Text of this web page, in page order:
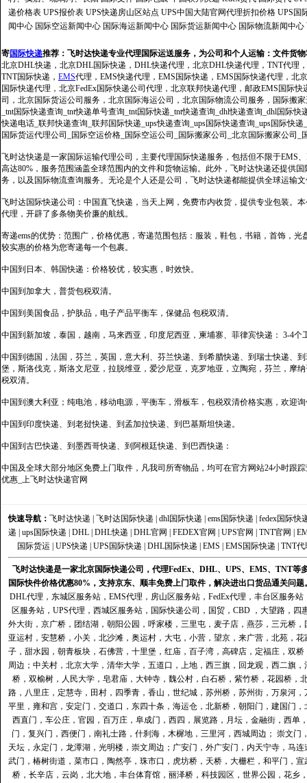
递价格表 UPS报价表 UPS快递房山区站点 UPS中国大陆官网代理折扣价格 UPS国
闻中心 国际空运新闻中心 国际海运新闻中心 国际货运新闻中心 国际物流新闻中心
寄国际快递推荐： 飞时达快递专业代理国际运送服务，为公司和个人运输：文件货
北京DHL快递，北京DHL国际快递，DHL快递代理，北京DHL快递代理，TNT代理
TNT国际快递， EMS代理，EMS快递代理，EMS国际快递，EMS国际快递代理，北
国际快递代理，北京FedEx国际快递公司代理，北京联邦快递代理，邮政EMS国际
司，北京国际货运公司服务，北京国际海运公司，北京国际物流公司服务，国际搬
_tnt国际快递查询_tnt快递单号查询_tnt国际快递_tnt快递查询_dhl快递查询_dhl国际
快递电话_联邦快递查询_联邦国际快递_ups快递查询_ups国际快递查询_ups国际快
国际货运代理公司_国际空运价格_国际空运公司_国际搬家公司_北京国际搬家公司_
飞时达快递是一家国际运输代理公司，主要代理国际快递服务，包括但不限于EMS
高达80%，服务范围涵盖全球范围内的文件和货物运输。此外，飞时达快递还提供
务，以及国际物流查询服务。无论是个人还是公司，飞时达快递都能提供全球运输
飞时达国际快递公司：中国直飞快递，当天上网，免费市内收货，提供专业包装。
代理，开辟了多条物美价廉的航线。
寄递ems的优势：范围广，价格优惠，寄递范围包括：服装，鞋包，书籍，首饰，
较实惠的价格为您寄递每一个包裹。
中国到日本、韩国快递：价格较优，较实惠，时效快。
中国到加拿大，普货包税双清。
中国到美国食品，护肤品，电子产品平衡车，保健品 包税双清。
中国到新加坡，泰国，越南，马来西亚，印度尼西亚，柬埔寨、菲律宾快递： 3-4个
中国到德国，法国，芬兰，英国，意大利、芬兰快递、到希腊快递、到瑞士快递、
堡，斯洛伐克，斯洛文尼亚，拉脱维亚，爱沙尼亚，克罗地亚，立陶宛，芬兰，摩
税双清。
中国到澳大利亚；纯电池，移动电源，平衡车，滑板车，包税双清价格实惠，欢迎
中国到印度快递、到老挝快递、到孟加拉快递、到巴基斯坦快递。
中国到古巴快递、到墨西哥快递、到阿根廷快递、到巴西快递：
中国及全球大部分地区免费上门取件，凡我司所寄物品，均可在官方网站24小时跟
优惠_上飞时达快递官网
快速导航： 飞时达快递 飞时达国际快递 dhl国际快递 ems国际快递
fedex国际快
递
ups国际快递 DHL DHL快递 DHL官网 FEDEX官网 UPS官网 TNT官网
国际货运| UPS快递 UPS国际快递 DHL国际快递 EMS EMS国际快递 TNT代
飞时达快递是一家北京国际快递公司，代理FedEx、DHL、UPS、EMS、TNT
国际快件价格优惠80%，支持京东、顺丰免费上门取件，解决进出口货品通关问题
DHL代理 ， 东城区服务站 ， EMS代理 ， 房山区服务站 ， FedEx代理 ， 丰台区服务站
区服务站， UPS代理 ， 西城区服务站， 国际快递公司 ，国贸，CBD ，大望路，
外大街，京广桥，团结湖，朝阳公园，呼家楼，三里屯，麦子店，燕莎，三元桥
亚运村，安慧桥，小关，北沙滩，奥运村，大屯，小营，望京，来广营，北苑，
子，甜水园，朝青板块，石佛营，十里堡，红庙，百子湾，高碑店，定福庄，双
周边；中关村，北京大学，清华大学，五道口，上地，西三旗，回龙观，西二旗
桥，双榆树，人民大学，皂君庙，大钟寺，魏公村，白石桥，紫竹桥，花园桥
路，八里庄，定慧寺，田村，四季青，香山，世纪城，苏州桥，苏州街，万泉河
平里，雍和宫，安定门，交道口，东四十条，海运仓，北新桥，朝阳门，建国门
西直门，车公庄，官园，百万庄，阜成门，西四，展览路，月坛，金融街，西
门，复兴门，西便门，南礼士路，什刹海，木樨地，三里河，西城周边； 崇文
天坛，永定门，龙潭湖，光明楼，崇文周边；广安门，外广安门，内天宁寺，马
武门，椿树街道，菜市口，陶然亭，珠市口，虎坊桥，天桥，大栅栏，和平门，
桥，长辛店，云岗，北大地，丰台体育馆，丽泽桥，科技园区，世界公园，花